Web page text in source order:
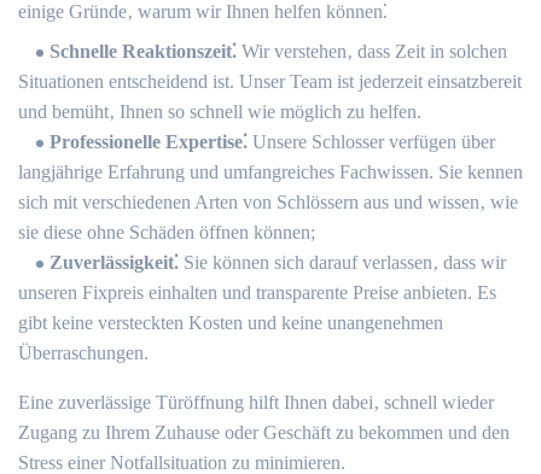
einige Gründe‚ warum wir Ihnen helfen können⁚
Schnelle Reaktionszeit⁚ Wir verstehen‚ dass Zeit in solchen
Situationen entscheidend ist. Unser Team ist jederzeit einsatzbereit
und bemüht‚ Ihnen so schnell wie möglich zu helfen.​
Professionelle Expertise⁚ Unsere Schlosser verfügen über
langjährige Erfahrung und umfangreiches Fachwissen.​ Sie kennen
sich mit verschiedenen Arten von Schlössern aus und wissen‚ wie
sie diese ohne Schäden öffnen können;
Zuverlässigkeit⁚ Sie können sich darauf verlassen‚ dass wir
unseren Fixpreis einhalten und transparente Preise anbieten. Es
gibt keine versteckten Kosten und keine unangenehmen
Überraschungen.
Eine zuverlässige Türöffnung hilft Ihnen dabei‚ schnell wieder
Zugang zu Ihrem Zuhause oder Geschäft zu bekommen und den
Stress einer Notfallsituation zu minimieren.